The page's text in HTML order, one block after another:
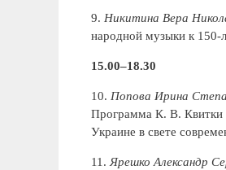
9. Никитина Вера
народной музыки к 150-
15.00–18.30
10. Попова Ирина
Программа К. В. Квитки
Украине в свете
11.Ярешко Александр